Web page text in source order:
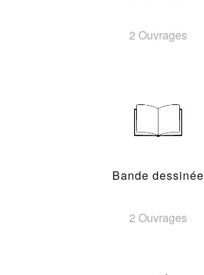
2 Ouvrages
Bande dessinée
2 Ouvrages